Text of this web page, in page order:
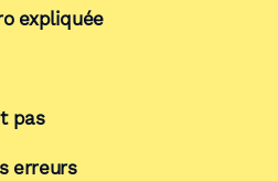
expliquée
pas
erreurs